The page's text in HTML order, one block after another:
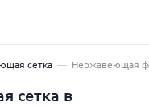
сетка Нержавеющая
сетка в